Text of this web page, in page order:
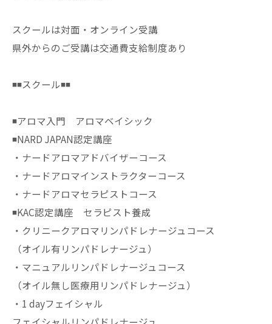
スクールは対面・オンライン受講
県外からのご受講は交通費支給制度あり
◾️◾️スクール◾️◾️
◾️アロマ入門 アロマベイシック
◾️NARD JAPAN認定講座
・ナードアロマアドバイザーコース
・ナードアロマインストラクターコース
・ナードアロマセラピストコース
◾️KAC認定講座 セラピスト養成
・クリニークアロマリンパドレナージュコース
（オイル有リンパドレナージュ）
・マニュアルリンパドレナージュコース
（オイル無し医療用リンパドレナージュ）
・1 dayフェイシャル